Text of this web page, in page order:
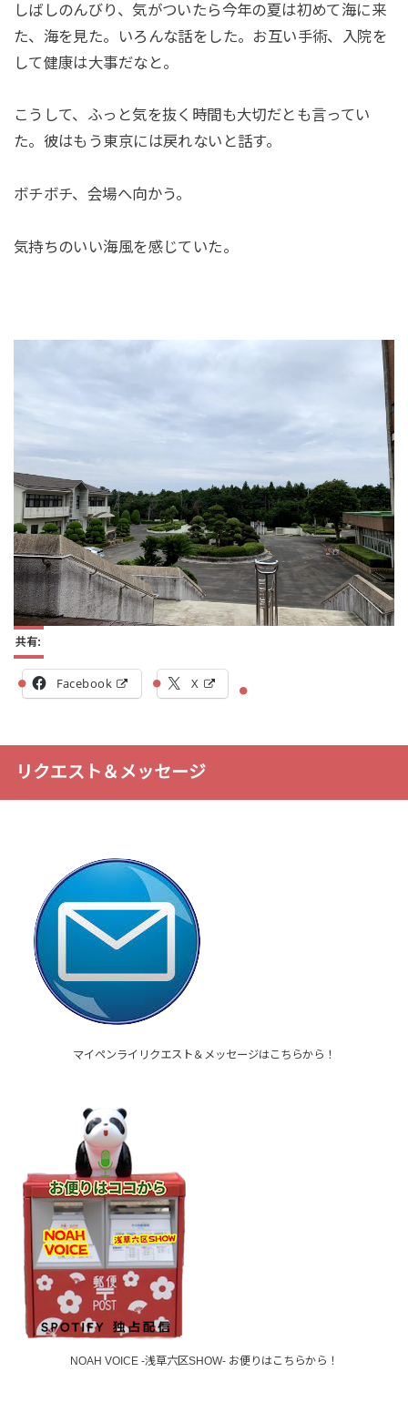
しばしのんびり、気がついたら今年の夏は初めて海に来
た、海を見た。いろんな話をした。お互い手術、入院を
して健康は大事だなと。
こうして、ふっと気を抜く時間も大切だとも言ってい
た。彼はもう東京には戻れないと話す。
ボチボチ、会場へ向かう。
気持ちのいい海風を感じていた。
共有:
Facebook X
リクエスト＆メッセージ
マイペンライリクエスト＆メッセージはこちらから！
NOAH VOICE -浅草六区SHOW- お便りはこちらから！